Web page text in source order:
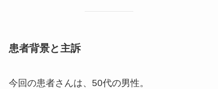
患者背景と主訴
今回の患者さんは、50代の男性。